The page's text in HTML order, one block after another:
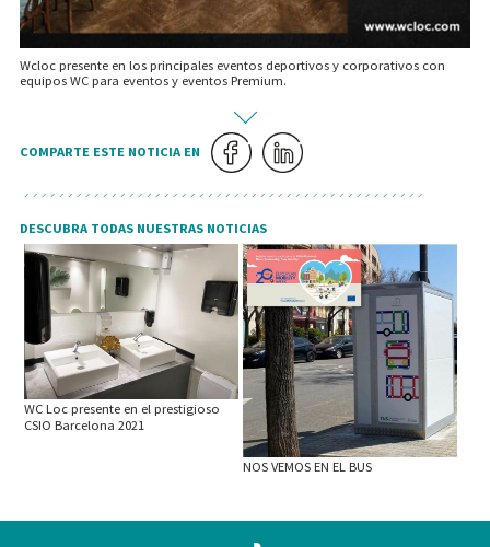
Wcloc presente en los principales eventos deportivos y corporativos con
equipos WC para eventos y eventos Premium.
COMPARTE ESTE NOTICIA EN
DESCUBRA TODAS NUESTRAS NOTICIAS
WC Loc presente en el prestigioso
CSIO Barcelona 2021
NOS VEMOS EN EL BUS